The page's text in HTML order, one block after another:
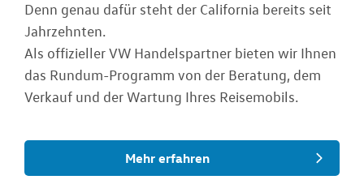
Denn genau dafür steht der California bereits seit
Jahrzehnten.
Als offizieller VW Handelspartner bieten wir Ihnen
das Rundum-Programm von der Beratung, dem
Verkauf und der Wartung Ihres Reisemobils.
Mehr erfahren